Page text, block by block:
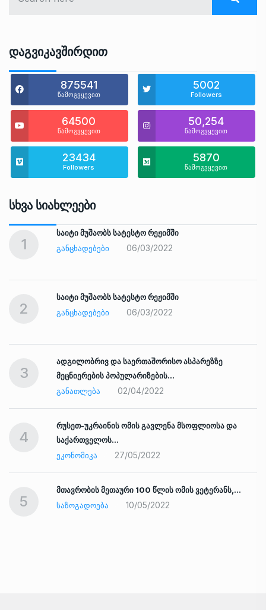
Დაგვიკავშირდით
875541
წამოგვყევით
5002
Followers
64500
წამოგვყევით
50,254
წამოგვყევით
23434
Followers
5870
წამოგვყევით
Სხვა Სიახლეები
1
საიტი მუშაობს სატესტო რეჟიმში
ᲒᲐᲜᲪᲮᲐᲓᲔᲑᲔᲑᲘ
06/03/2022
2
საიტი მუშაობს სატესტო რეჟიმში
ᲒᲐᲜᲪᲮᲐᲓᲔᲑᲔᲑᲘ
06/03/2022
3
ადგილობრივ და საერთაშორისო ასპარეზზე
მეცნიერების პოპულარიზების…
ᲒᲐᲜᲐᲗᲚᲔᲑᲐ
02/04/2022
4
რუსეთ-უკრაინის ომის გავლენა მსოფლიოსა და
საქართველოს…
ᲔᲙᲝᲜᲝᲛᲘᲙᲐ
27/05/2022
5
მთავრობის მეთაური 100 წლის ომის ვეტერანს,…
ᲡᲐᲖᲝᲒᲐᲓᲝᲔᲑᲐ
10/05/2022